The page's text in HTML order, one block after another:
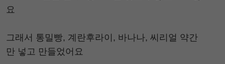
요
그래서 통밀빵, 계란후라이, 바나나, 씨리얼 약간
만 넣고 만들었어요